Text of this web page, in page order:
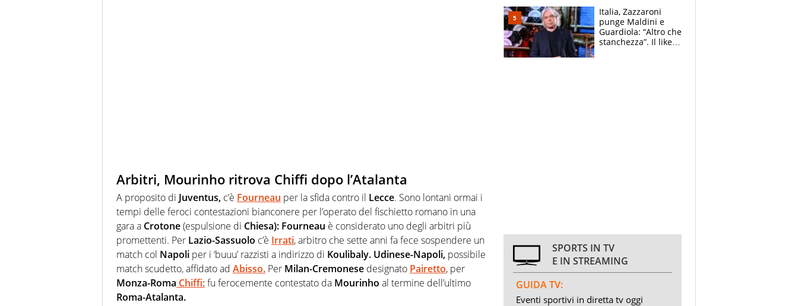
Arbitri, Mourinho ritrova Chiffi dopo l’Atalanta
A proposito di Juventus, c’è Fourneau per la sfida contro il Lecce. Sono lontani ormai i
tempi delle feroci contestazioni bianconere per l’operato del fischietto romano in una
gara a Crotone(espulsione di Chiesa): Fourneau è considerato uno degli arbitri più
promettenti. Per Lazio-Sassuolo c’è Irrati, arbitro che sette anni fa fece sospendere un
match col Napoli per i ‘buuu’ razzisti a indirizzo di Koulibaly. Udinese-Napoli, possibile
match scudetto, affidato ad Abisso. Per Milan-Cremonese designato Pairetto, per
Monza-Roma Chiffi:fu ferocemente contestato da Mourinho al termine dell’ultimo
Roma-Atalanta.
Italia, Zazzaroni
punge Maldini e
Guardiola: “Altro che
stanchezza”. Il like
SPORTS IN TV
E IN STREAMING
GUIDA TV:
Eventi sportivi in diretta tv oggi